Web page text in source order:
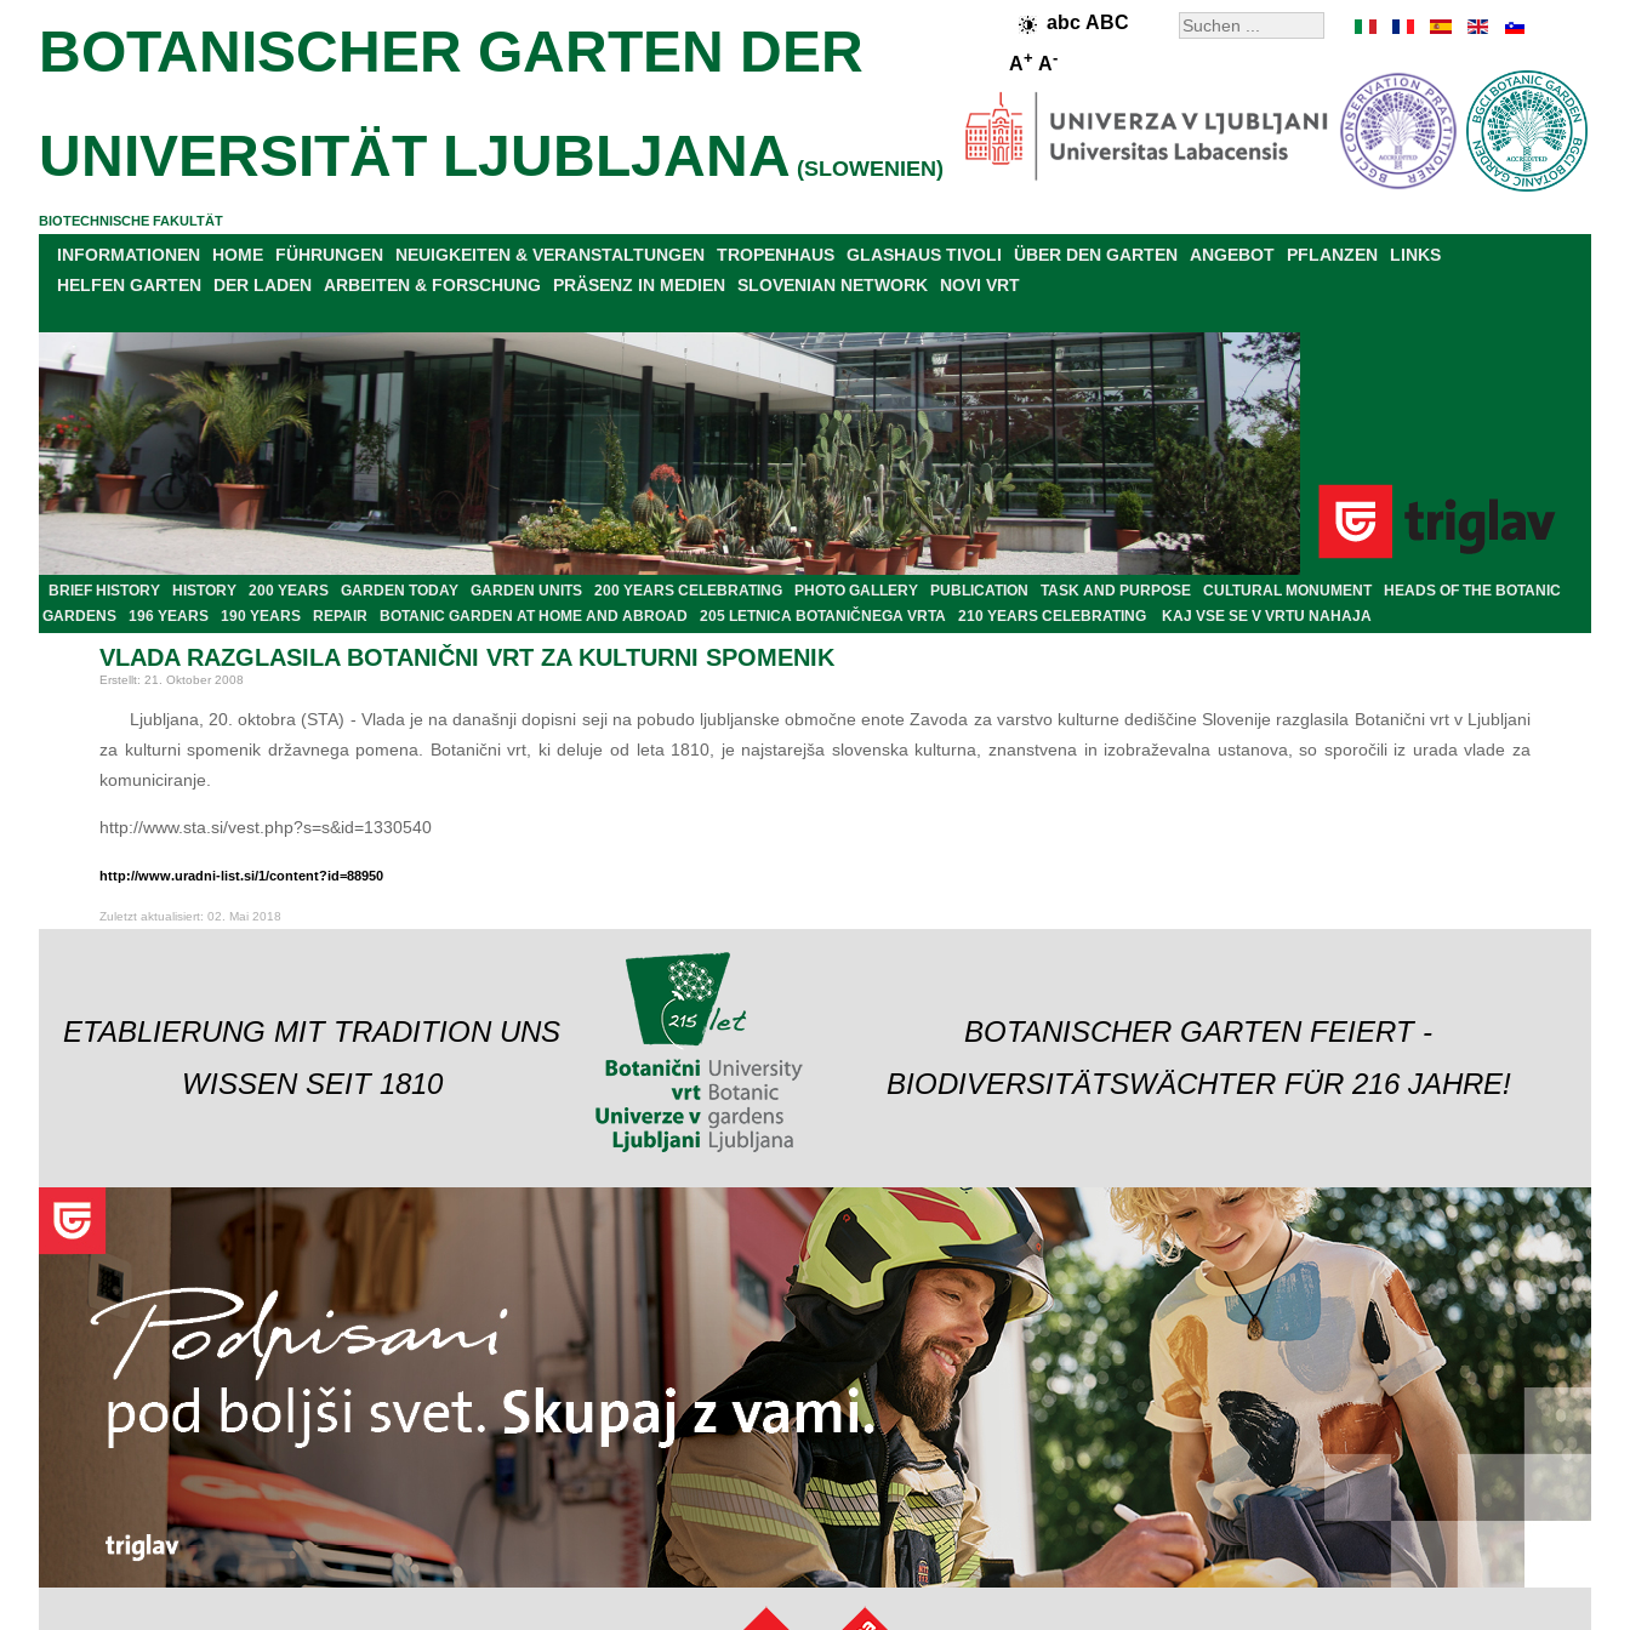
abc ABC
A+ A-
BOTANISCHER GARTEN DER
UNIVERSITÄT LJUBLJANA (SLOWENIEN)
BIOTECHNISCHE FAKULTÄT
INFORMATIONEN HOME FÜHRUNGEN NEUIGKEITEN & VERANSTALTUNGEN TROPENHAUS GLASHAUS TIVOLI ÜBER DEN GARTEN ANGEBOT PFLANZEN
LINKS
HELFEN GARTEN
DER LADEN ARBEITEN & FORSCHUNG PRÄSENZ IN MEDIEN SLOVENIAN NETWORK NOVI VRT
BRIEF HISTORY HISTORY 200 YEARS GARDEN TODAY GARDEN UNITS 200 YEARS CELEBRATING PHOTO GALLERY PUBLICATION TASK AND PURPOSE CULTURAL MONUMENT
HEADS OF THE BOTANIC
GARDENS
196 YEARS 190 YEARS REPAIR BOTANIC GARDEN AT HOME AND ABROAD 205 LETNICA BOTANIČNEGA VRTA 210 YEARS CELEBRATING KAJ VSE SE V VRTU NAHAJA
VLADA RAZGLASILA BOTANIČNI VRT ZA KULTURNI SPOMENIK
Erstellt: 21. Oktober 2008
Ljubljana, 20. oktobra (STA) - Vlada je na današnji dopisni seji na pobudo ljubljanske območne enote Zavoda za varstvo kulturne dediščine Slovenije razglasila Botanični vrt v Ljubljani
za kulturni spomenik državnega pomena. Botanični vrt, ki deluje od leta 1810, je najstarejša slovenska kulturna, znanstvena in izobraževalna ustanova, so sporočili iz urada vlade za
komuniciranje.
http://www.sta.si/vest.php?s=s&id=1330540
http://www.uradni-list.si/1/content?id=88950
Zuletzt aktualisiert: 02. Mai 2018
ETABLIERUNG MIT TRADITION UNS
WISSEN SEIT 1810
BOTANISCHER GARTEN FEIERT -
BIODIVERSITÄTSWÄCHTER FÜR 216 JAHRE!